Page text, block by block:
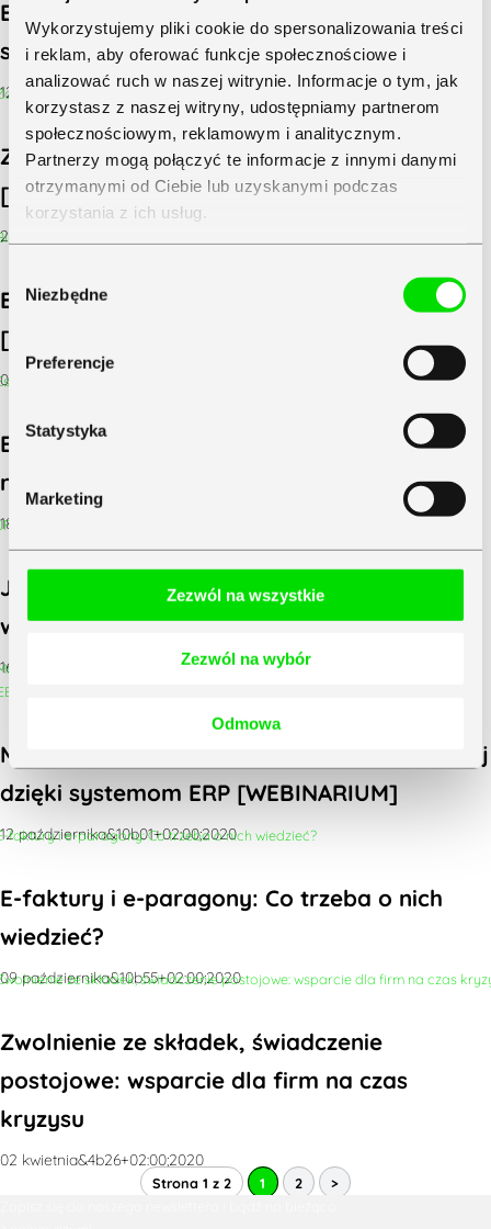
Wykorzystujemy pliki cookie do spersonalizowania treści
i reklam, aby oferować funkcje społecznościowe i
analizować ruch w naszej witrynie. Informacje o tym, jak
korzystasz z naszej witryny, udostępniamy partnerom
społecznościowym, reklamowym i analitycznym.
Partnerzy mogą połączyć te informacje z innymi danymi
otrzymanymi od Ciebie lub uzyskanymi podczas
korzystania z ich usług.
zgody
Niezbędne
Preferencje
Statystyka
Marketing
Zezwól na wszystkie
Zezwól na wybór
Odmowa
Estoński CIT 2.0 może być opłacalny dla
spółek i ich właścicieli
12 maja&5b22+02:00;2022
Zacznij miesiąc z Bilansem Księgowym!
[WEBINARIUM]
28 marca&3b36+02:00;2022
Bilans Księgowy – Slim VAT3 i estoński CIT
[WEBINARIUM]
02 marca&3b50+02:00;2022
Estoński CIT – jak korzystać z nowego
rozwiązania podatkowego dla firm?
18 listopada&11b55+02:00;2020
JPK_V7: Jak zadbać o poprawność danych
w pliku?
16 listopada&11b05+02:00;2020
Maksymalizacja zysku w firmie produkcyjnej
dzięki systemom ERP [WEBINARIUM]
12 października&10b01+02:00;2020
E-faktury i e-paragony: Co trzeba o nich
wiedzieć?
09 października&10b55+02:00;2020
Zwolnienie ze składek, świadczenie
postojowe: wsparcie dla firm na czas
kryzysu
02 kwietnia&4b26+02:00;2020
Strona 1 z 2 1 2
>